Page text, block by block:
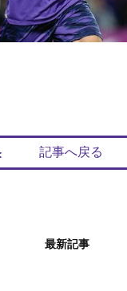
記事へ戻る
最新記事